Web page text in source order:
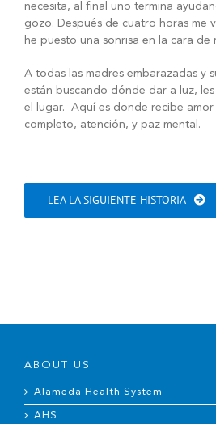
necesita, al final uno termina
gozo. Después de cuatro horas me
he puesto una sonrisa en la cara de
A todas las madres embarazadas y
están buscando dónde dar a luz,
el lugar. Aquí es donde recibe
completo, atención, y paz mental.
LEA LA SIGUIENTE HISTORIA
ABOUT US
Alameda Health System
AHS